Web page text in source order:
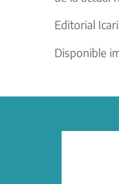
Editorial
Disponible